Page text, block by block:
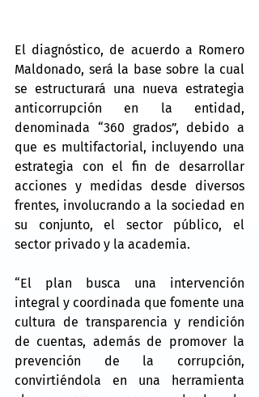
El diagnóstico, de acuerdo a Romero
Maldonado, será la base sobre la cual
se estructurará una nueva estrategia
anticorrupción en la entidad,
denominada “360 grados”, debido a
que es multifactorial, incluyendo una
estrategia con el fin de desarrollar
acciones y medidas desde diversos
frentes, involucrando a la sociedad en
su conjunto, el sector público, el
sector privado y la academia.
“El plan busca una intervención
integral y coordinada que fomente una
cultura de transparencia y rendición
de cuentas, además de promover la
prevención de la corrupción,
convirtiéndola en una herramienta